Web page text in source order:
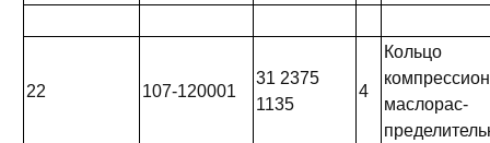
22 107-120001
31 2375
1135
4
Кольцо
маслорас-